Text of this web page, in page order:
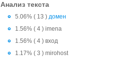
Анализ текста
5.06% ( 13 )домен
1.56% ( 4 ) imena
1.56% ( 4 ) вход
1.17% ( 3 ) mirohost